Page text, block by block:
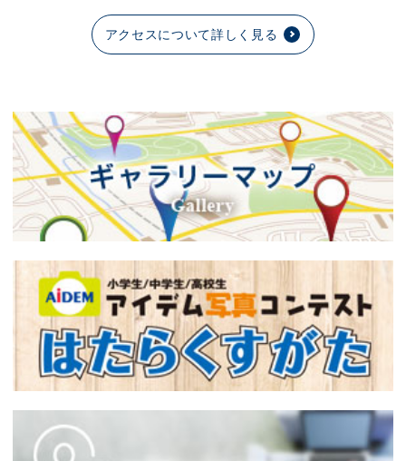
アクセスについて詳しく見る